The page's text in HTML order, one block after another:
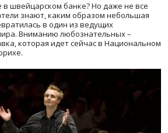
в швейцарском банке? Но даже не все
знают, каким образом небольшая
в один из ведущих
Вниманию любознательных –
которая идет сейчас в Национальном